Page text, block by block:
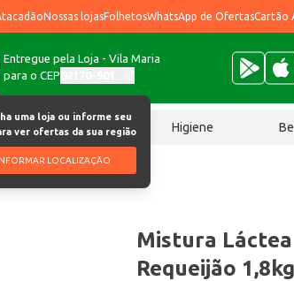
Nossas lojasFolhetosWhatsApp de OfertasCartão
Entregue pela Loja - Vila Maria
para o CEP
uma loja ou informe seu
ver ofertas da sua região
LOCALIZAÇÃO
Chocolates Higiene
Sabor Requeijão 1,8kg
Mistura
Requeijão 1,8kg